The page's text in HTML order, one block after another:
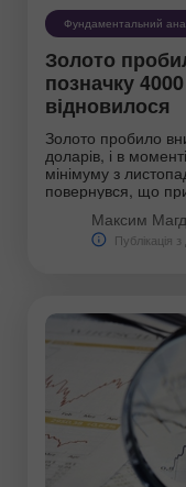
Фундаментальний
Золото
позначку
відновилося
Золото пробило
доларів, і в
мінімуму з
повернувся, що
Максим
Публікація